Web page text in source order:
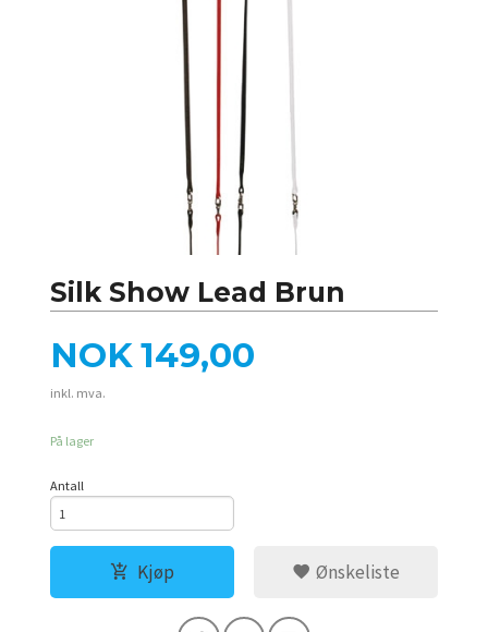
Silk Show Lead Brun
Pris
NOK149,00
inkl. mva.
På lager
Antall
Kjøp Ønskeliste